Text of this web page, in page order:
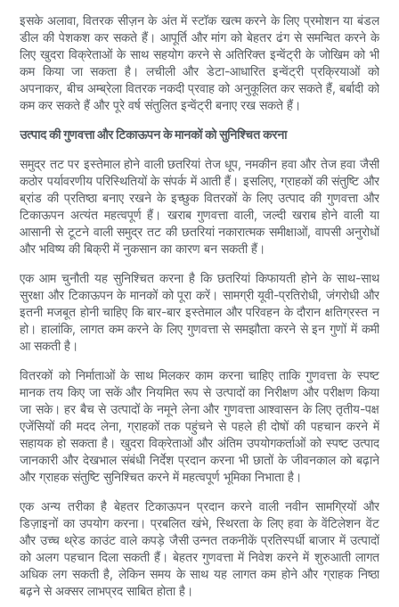
इसके अलावा, वितरक सीज़न के अंत में स्टॉक खत्म करने के लिए प्रमोशन या बंडल
डील की पेशकश कर सकते हैं। आपूर्ति और मांग को बेहतर ढंग से समन्वित करने के
लिए खुदरा विक्रेताओं के साथ सहयोग करने से अतिरिक्त इन्वेंट्री के जोखिम को भी
कम किया जा सकता है। लचीली और डेटा-आधारित इन्वेंट्री प्रक्रियाओं को
अपनाकर, बीच अम्ब्रेला वितरक नकदी प्रवाह को अनुकूलित कर सकते हैं, बर्बादी को
कम कर सकते हैं और पूरे वर्ष संतुलित इन्वेंट्री बनाए रख सकते हैं।
उत्पाद की गुणवत्ता और टिकाऊपन के मानकों को सुनिश्चित करना
समुद्र तट पर इस्तेमाल होने वाली छतरियां तेज धूप, नमकीन हवा और तेज हवा जैसी
कठोर पर्यावरणीय परिस्थितियों के संपर्क में आती हैं। इसलिए, ग्राहकों की संतुष्टि और
ब्रांड की प्रतिष्ठा बनाए रखने के इच्छुक वितरकों के लिए उत्पाद की गुणवत्ता और
टिकाऊपन अत्यंत महत्वपूर्ण हैं। खराब गुणवत्ता वाली, जल्दी खराब होने वाली या
आसानी से टूटने वाली समुद्र तट की छतरियां नकारात्मक समीक्षाओं, वापसी अनुरोधों
और भविष्य की बिक्री में नुकसान का कारण बन सकती हैं।
एक आम चुनौती यह सुनिश्चित करना है कि छतरियां किफायती होने के साथ-साथ
सुरक्षा और टिकाऊपन के मानकों को पूरा करें। सामग्री यूवी-प्रतिरोधी, जंगरोधी और
इतनी मजबूत होनी चाहिए कि बार-बार इस्तेमाल और परिवहन के दौरान क्षतिग्रस्त न
हो। हालांकि, लागत कम करने के लिए गुणवत्ता से समझौता करने से इन गुणों में कमी
आ सकती है।
वितरकों को निर्माताओं के साथ मिलकर काम करना चाहिए ताकि गुणवत्ता के स्पष्ट
मानक तय किए जा सकें और नियमित रूप से उत्पादों का निरीक्षण और परीक्षण किया
जा सके। हर बैच से उत्पादों के नमूने लेना और गुणवत्ता आश्वासन के लिए तृतीय-पक्ष
एजेंसियों की मदद लेना, ग्राहकों तक पहुंचने से पहले ही दोषों की पहचान करने में
सहायक हो सकता है। खुदरा विक्रेताओं और अंतिम उपयोगकर्ताओं को स्पष्ट उत्पाद
जानकारी और देखभाल संबंधी निर्देश प्रदान करना भी छातों के जीवनकाल को बढ़ाने
और ग्राहक संतुष्टि सुनिश्चित करने में महत्वपूर्ण भूमिका निभाता है।
एक अन्य तरीका है बेहतर टिकाऊपन प्रदान करने वाली नवीन सामग्रियों और
डिज़ाइनों का उपयोग करना। प्रबलित खंभे, स्थिरता के लिए हवा के वेंटिलेशन वेंट
और उच्च थ्रेड काउंट वाले कपड़े जैसी उन्नत तकनीकें प्रतिस्पर्धी बाजार में उत्पादों
को अलग पहचान दिला सकती हैं। बेहतर गुणवत्ता में निवेश करने में शुरुआती लागत
अधिक लग सकती है, लेकिन समय के साथ यह लागत कम होने और ग्राहक निष्ठा
बढ़ने से अक्सर लाभप्रद साबित होता है।